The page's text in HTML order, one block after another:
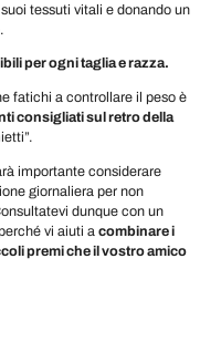
tessuti vitali e donando un
per ogni taglia e razza.
fatichi a controllare il peso è
consigliati sul retro della
importante considerare
giornaliera per non
dunque con un
vi aiuti a combinare i
premi che il vostro amico